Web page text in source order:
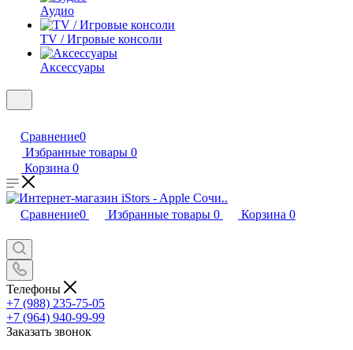
Аудио
TV / Игровые консоли
Аксессуары
Сравнение0
Избранные товары 0
Корзина 0
Сравнение0 Избранные товары 0 Корзина 0
Телефоны
+7 (988) 235-75-05
+7 (964) 940-99-99
Заказать звонок